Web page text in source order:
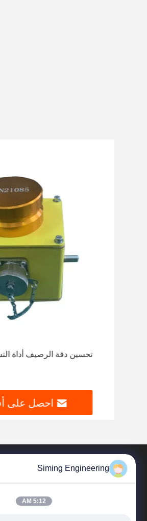
تحسين دقة الرصيف أداة
احصل على
Siming Engineering
5:12 AM